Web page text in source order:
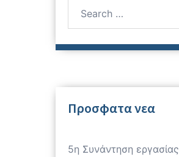
Προσφατα νεα
5η Συνάντηση εργασίας